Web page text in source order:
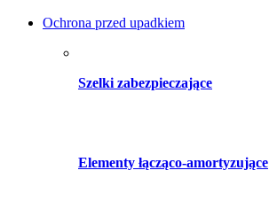
Ochrona przed upadkiem
Szelki zabezpieczające
Elementy łącząco-amortyzujące